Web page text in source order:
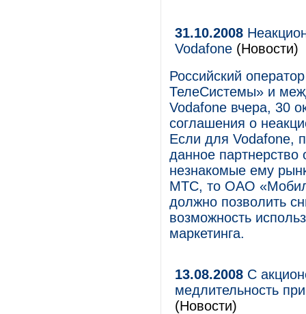
31.10.2008
Vodafone (Новости)
Российский
ТелеСистемы» и
Vodafone вчера, 30
соглашения о
Если для Vodafone,
данное партнерство
незнакомые ему
МТС, то ОАО
должно позволить
возможность
маркетинга.
13.08.2008 С
медлительность
(Новости)